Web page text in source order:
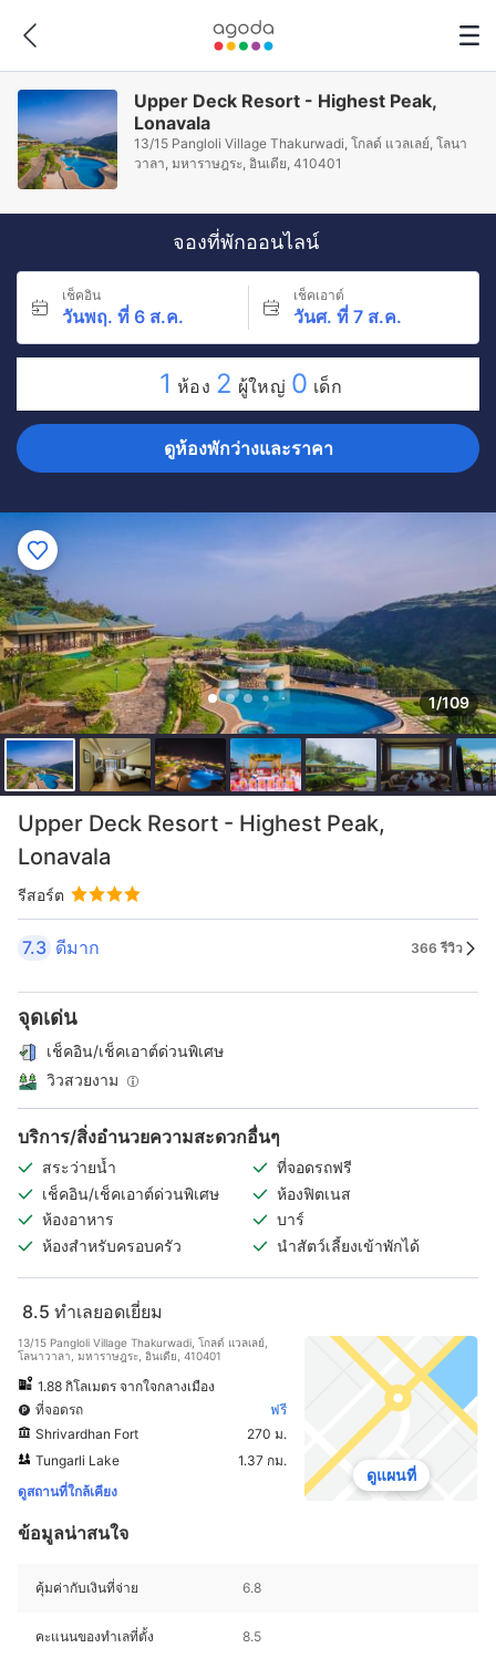
Upper Deck Resort - Highest Peak,
Lonavala
13/15 Pangloli Village Thakurwadi, โกลด์ แวลเลย์, โลนา
วาลา, มหาราษฎระ, อินเดีย, 410401
จองที่พักออนไลน์
เช็คอิน
วันพฤ. ที่ 6 ส.ค.
เช็คเอาต์
วันศ. ที่ 7 ส.ค.
1 ห้อง 2 ผู้ใหญ่ 0 เด็ก
ดูห้องพักว่างและราคา
1/109
Upper Deck Resort - Highest Peak,
Lonavala
รีสอร์ต
7.3 ดีมาก 366 รีวิว
จุดเด่น
เช็คอิน/เช็คเอาต์ด่วนพิเศษ
วิวสวยงาม
บริการ/สิ่งอำนวยความสะดวกอื่นๆ
สระว่ายน้ำ
ที่จอดรถฟรี
เช็คอิน/เช็คเอาต์ด่วนพิเศษ
ห้องฟิตเนส
ห้องอาหาร
บาร์
ห้องสำหรับครอบครัว
นำสัตว์เลี้ยงเข้าพักได้
8.5 ทำเลยอดเยี่ยม
13/15 Pangloli Village Thakurwadi, โกลด์ แวลเลย์,
โลนาวาลา, มหาราษฎระ, อินเดีย, 410401
1.88 กิโลเมตร จากใจกลางเมือง
ที่จอดรถ
ฟรี
Shrivardhan Fort
270 ม.
Tungarli Lake
1.37 กม.
ดูสถานที่ใกล้เคียง
ดูแผนที่
ข้อมูลน่าสนใจ
คุ้มค่ากับเงินที่จ่าย 6.8
คะแนนของทำเลที่ตั้ง 8.5